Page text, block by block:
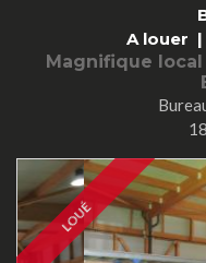
A louer |
Magnifique
LOUÉ